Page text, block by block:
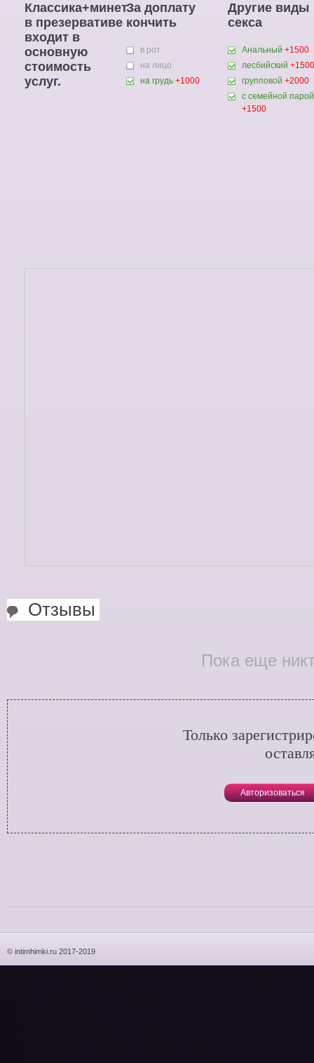
Классика+минет
в презервативе
входит в
основную
стоимость
услуг.
За доплату
кончить
в рот
на лицо
на грудь +1000
Другие виды
секса
Анальный +1500
лесбийский +1500
групповой +2000
с семейной парой
+1500
Отзывы
Пока еще
Только
Авторизоваться
© intimhimki.ru 2017-2019